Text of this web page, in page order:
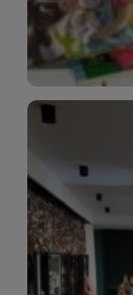
rozbudzać